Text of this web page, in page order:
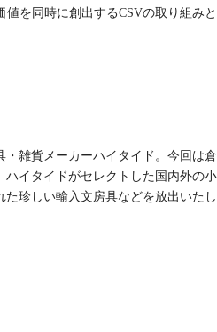
を同時に創出するCSVの取り組みと
・雑貨メーカーハイタイド。今回は倉
ハイタイドがセレクトした国内外の小
珍しい輸入文房具などを放出いたし